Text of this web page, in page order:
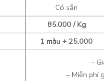
Có sẵn
85.000 / Kg
1 màu + 25.000
–
– Miễn phí